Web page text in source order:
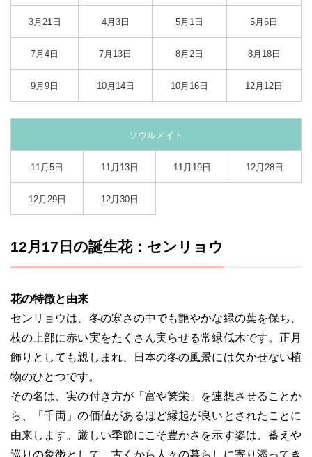
3月21日 4月3日 5月1日 5月6日
7月4日 7月13日 8月2日 8月18日
9月9日 10月14日 10月16日 12月12日
ソウルメイト
11月5日 11月13日 11月19日 12月28日
12月29日 12月30日
12月17日の誕生花：センリョウ
花の特徴と由来
センリョウは、冬の寒さの中でも艶やかな緑の葉を保ち、
枝の上部に赤い実をたくさん実らせる常緑低木です。正月
飾りとしても親しまれ、日本の冬の風景には欠かせない植
物のひとつです。
その名は、実の付き方が「富や繁栄」を連想させることか
ら、「千両」の価値があるほど縁起が良いとされたことに
由来します。厳しい季節にこそ豊かさを示す姿は、蓄えや
巡りの象徴として、古くから人々の暮らしに寄り添ってき